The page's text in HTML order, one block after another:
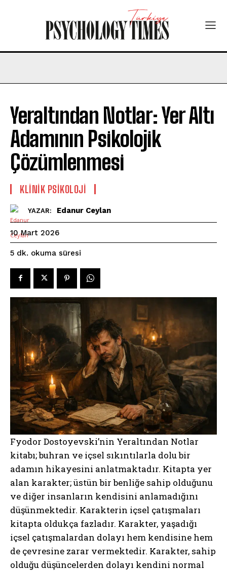
Yeraltından Notlar: Yer Altı
Adamının Psikolojik
Çözümlenmesi
KLINIK PSIKOLOJI
YAZAR: Edanur Ceylan
10 Mart 2026
5 dk. okuma süresi
Fyodor Dostoyevski’nin Yeraltından Notlar
kitabı; buhran ve içsel sıkıntılarla dolu bir
adamın hikayesini anlatmaktadır. Kitapta yer
alan karakter; üstün bir benliğe sahip olduğunu
ve diğer insanların kendisini anlamadığını
düşünmektedir. Karakterin içsel çatışmaları
kitapta oldukça fazladır. Karakter, yaşadığı
içsel çatışmalardan dolayı hem kendisine hem
de çevresine zarar vermektedir. Karakter, sahip
olduğu düşüncelerden dolayı kendini normal